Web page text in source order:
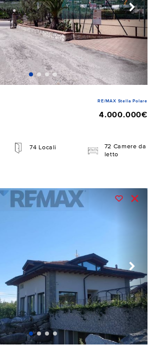
RE/MAX Stella Polare
4.000.000€
74 Locali
72 Camere da
letto